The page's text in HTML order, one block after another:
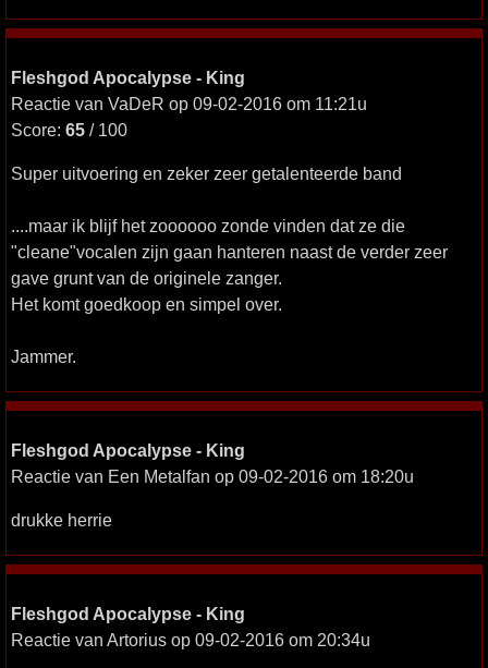
Fleshgod Apocalypse - King
Reactie van VaDeR op 09-02-2016 om 11:21u
Score: 65 / 100
Super uitvoering en zeker zeer getalenteerde band
....maar ik blijf het zoooooo zonde vinden dat ze die
"cleane"vocalen zijn gaan hanteren naast de verder zeer
gave grunt van de originele zanger.
Het komt goedkoop en simpel over.
Jammer.
Fleshgod Apocalypse - King
Reactie van Een Metalfan op 09-02-2016 om 18:20u
drukke herrie
Fleshgod Apocalypse - King
Reactie van Artorius op 09-02-2016 om 20:34u